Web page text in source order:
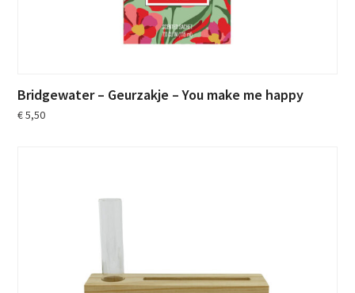
Bridgewater – Geurzakje – You make me happy
€5,50